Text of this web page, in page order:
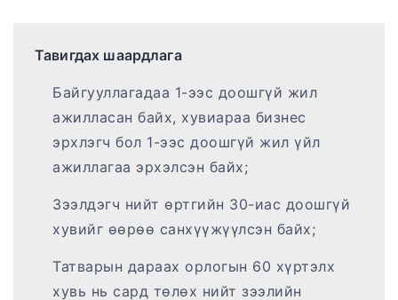
Тавигдах шаардлага
Байгууллагадаа 1-ээс доошгүй жил
ажилласан байх, хувиараа бизнес
эрхлэгч бол 1-ээс доошгүй жил үйл
ажиллагаа эрхэлсэн байх;
Зээлдэгч нийт өртгийн 30-иас доошгүй
хувийг өөрөө санхүүжүүлсэн байх;
Татварын дараах орлогын 60 хүртэлх
хувь нь сард төлөх нийт зээлийн